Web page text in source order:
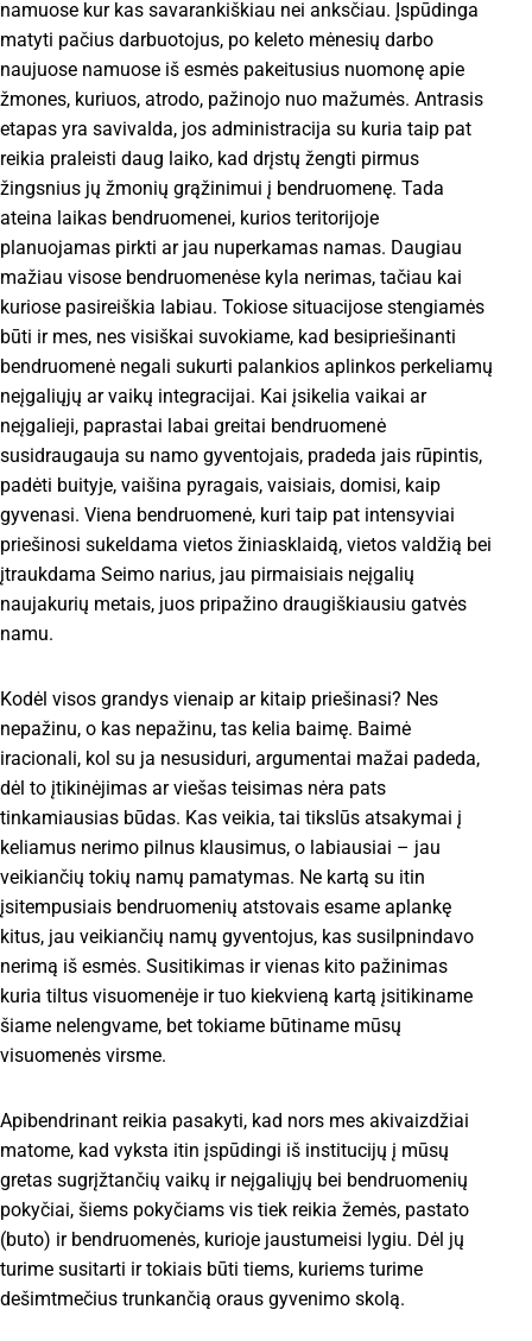
namuose kur kas savarankiškiau nei anksčiau. Įspūdinga
matyti pačius darbuotojus, po keleto mėnesių darbo
naujuose namuose iš esmės pakeitusius nuomonę apie
žmones, kuriuos, atrodo, pažinojo nuo mažumės. Antrasis
etapas yra savivalda, jos administracija su kuria taip pat
reikia praleisti daug laiko, kad drįstų žengti pirmus
žingsnius jų žmonių grąžinimui į bendruomenę. Tada
ateina laikas bendruomenei, kurios teritorijoje
planuojamas pirkti ar jau nuperkamas namas. Daugiau
mažiau visose bendruomenėse kyla nerimas, tačiau kai
kuriose pasireiškia labiau. Tokiose situacijose stengiamės
būti ir mes, nes visiškai suvokiame, kad besipriešinanti
bendruomenė negali sukurti palankios aplinkos perkeliamų
neįgaliųjų ar vaikų integracijai. Kai įsikelia vaikai ar
neįgalieji, paprastai labai greitai bendruomenė
susidraugauja su namo gyventojais, pradeda jais rūpintis,
padėti buityje, vaišina pyragais, vaisiais, domisi, kaip
gyvenasi. Viena bendruomenė, kuri taip pat intensyviai
priešinosi sukeldama vietos žiniasklaidą, vietos valdžią bei
įtraukdama Seimo narius, jau pirmaisiais neįgalių
naujakurių metais, juos pripažino draugiškiausiu gatvės
namu.
Kodėl visos grandys vienaip ar kitaip priešinasi? Nes
nepažinu, o kas nepažinu, tas kelia baimę. Baimė
iracionali, kol su ja nesusiduri, argumentai mažai padeda,
dėl to įtikinėjimas ar viešas teisimas nėra pats
tinkamiausias būdas. Kas veikia, tai tikslūs atsakymai į
keliamus nerimo pilnus klausimus, o labiausiai – jau
veikiančių tokių namų pamatymas. Ne kartą su itin
įsitempusiais bendruomenių atstovais esame aplankę
kitus, jau veikiančių namų gyventojus, kas susilpnindavo
nerimą iš esmės. Susitikimas ir vienas kito pažinimas
kuria tiltus visuomenėje ir tuo kiekvieną kartą įsitikiname
šiame nelengvame, bet tokiame būtiname mūsų
visuomenės virsme.
Apibendrinant reikia pasakyti, kad nors mes akivaizdžiai
matome, kad vyksta itin įspūdingi iš institucijų į mūsų
gretas sugrįžtančių vaikų ir neįgaliųjų bei bendruomenių
pokyčiai, šiems pokyčiams vis tiek reikia žemės, pastato
(buto) ir bendruomenės, kurioje jaustumeisi lygiu. Dėl jų
turime susitarti ir tokiais būti tiems, kuriems turime
dešimtmečius trunkančią oraus gyvenimo skolą.